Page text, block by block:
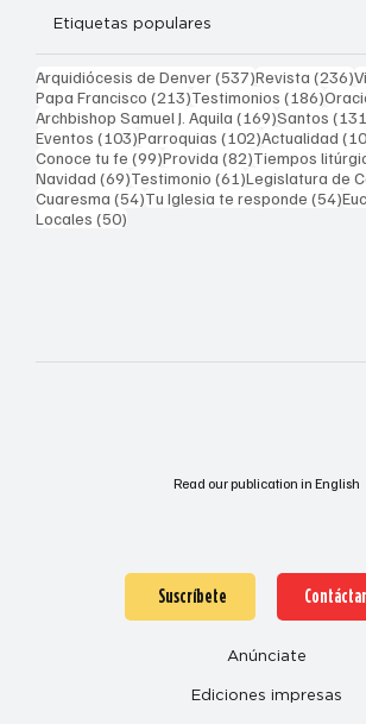
Etiquetas populares
Arquidiócesis de Denver(537)537 entradas
Revista (236)
Papa Francisco (213)213 entradas
Testimonios (186)186
Archbishop Samuel J. Aquila (169)169
Santos
Eventos (103)103 entradas
Parroquias (102)102 entradas
Actualidad
Conoce tu fe (99)99 entradas
Provida (82)82 entradas
Tiempos
Navidad (69)69 entradas
Testimonio (61)61 entradas
Legislatura de
Cuaresma (54)54 entradas
Tu Iglesia te responde (54)54
Locales (50)
Read our publication in English
Suscríbete
Anúnciate
Ediciones impresas